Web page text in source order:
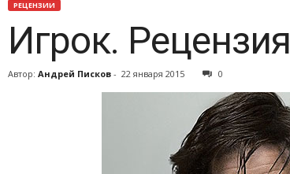
РЕЦЕНЗИИ
Игрок. Рецензия
Автор: Андрей Писков- 22 января 2015 0